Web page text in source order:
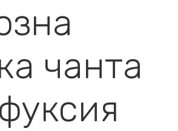
чанта